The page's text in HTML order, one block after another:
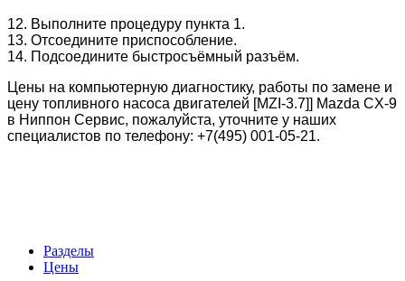
12. Выполните процедуру пункта 1.
13. Отсоедините приспособление.
14. Подсоедините быстросъёмный разъём.
Цены на компьютерную диагностику, работы по замене и
цену топливного насоса двигателей [MZI-3.7]] Mazda CX-9
в Ниппон Сервис, пожалуйста, уточните у наших
специалистов по телефону: +7(495) 001-05-21.
Разделы
Цены